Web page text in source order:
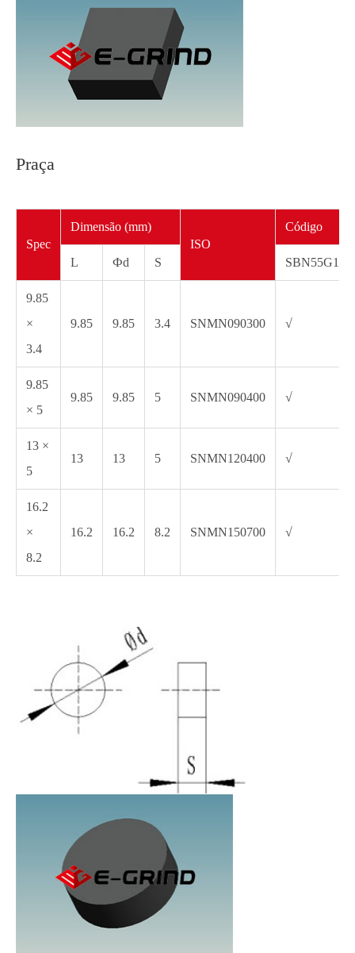
Praça
Spec
Dimensão (mm)
ISO
Código
L Фd S SBN55G1
9.85
×
3.4
9.85 9.85 3.4 SNMN090300 √
9.85
× 5
9.85 9.85 5 SNMN090400 √
13 ×
5
13 13 5 SNMN120400 √
16.2
×
8.2
16.2 16.2 8.2 SNMN150700 √